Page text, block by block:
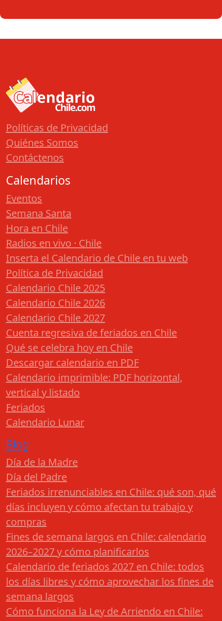
Políticas de Privacidad
Quiénes Somos
Contáctenos
Calendarios
Eventos
Semana Santa
Hora en Chile
Radios en vivo · Chile
Inserta el Calendario de Chile en tu web
Política de Privacidad
Calendario Chile 2025
Calendario Chile 2026
Calendario Chile 2027
Cuenta regresiva de feriados en Chile
Qué se celebra hoy en Chile
Descargar calendario en PDF
Calendario imprimible: PDF horizontal,
vertical y listado
Feriados
Calendario Lunar
Blog
Día de la Madre
Día del Padre
Feriados irrenunciables en Chile: qué son, qué
días incluyen y cómo afectan tu trabajo y
compras
Fines de semana largos en Chile: calendario
2026–2027 y cómo planificarlos
Calendario de feriados 2027 en Chile: todos
los días libres y cómo aprovechar los fines de
semana largos
Cómo funciona la Ley de Arriendo en Chile: